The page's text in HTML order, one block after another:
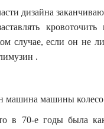
дизайна
случае, если он не
.
в 70-е годы была